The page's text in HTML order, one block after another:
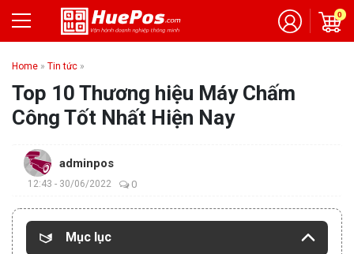
0
Home » Tin tức »
Top 10 Thương hiệu Máy Chấm
Công Tốt Nhất Hiện Nay
adminpos
12:43 - 30/06/2022 0
Mục lục